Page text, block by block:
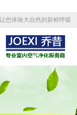
让您体验大自然的新鲜呼吸